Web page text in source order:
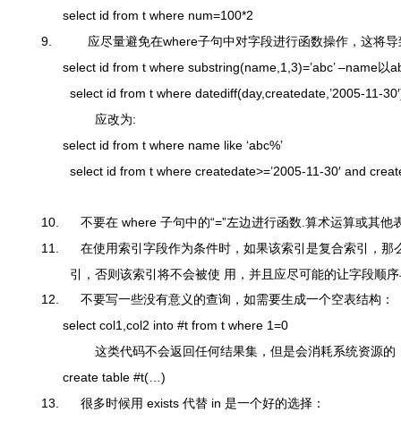
select id from t where num=100*2
9.
应尽量避免在where子句中对字段进行函数操作，这将
select id from t where substring(name, 1 3)=’abc’ –name以
select id from t where datediff(day,createdate,’2005-11-
应改为:
select id from t where name like ‘abc%’
select id from t where createdate>=’2005-11-30′ and
10. 不要在 where 子句中的“=”左边进行函数 算术运算或其他
11.
在使用索引字段作为条件时，如果该索引是复合索引，
引，否则该索引将不会被使 用，并且应尽可能的让字段顺
12.
不要写一些没有意义的查询，如需要生成一个空表结构：
select col1,col2 into #t from t where 1=0
这类代码不会返回任何结果集，但是会消耗系统资源的
create table #t(…)
13.
很多时候用 exists 代替 in 是一个好的选择：